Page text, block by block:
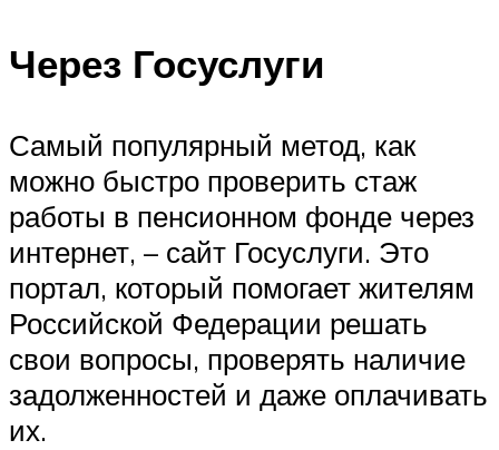
Через Госуслуги
Самый популярный метод, как
можно быстро проверить стаж
работы в пенсионном фонде через
интернет, – сайт Госуслуги. Это
портал, который помогает жителям
Российской Федерации решать
свои вопросы, проверять наличие
задолженностей и даже оплачивать
их.